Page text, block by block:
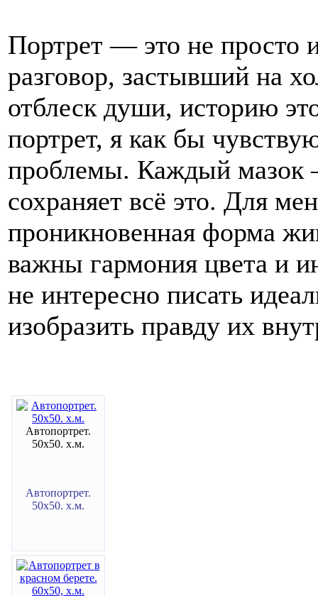
Портрет — это не просто
разговор, застывший на
отблеск души, историю
портрет, я как бы
проблемы. Каждый мазок
сохраняет всё это. Для
проникновенная форма
важны гармония цвета и
не интересно писать
изобразить правду их
Автопортрет.
50х50. х.м.
Автопортрет.
50х50. х.м.